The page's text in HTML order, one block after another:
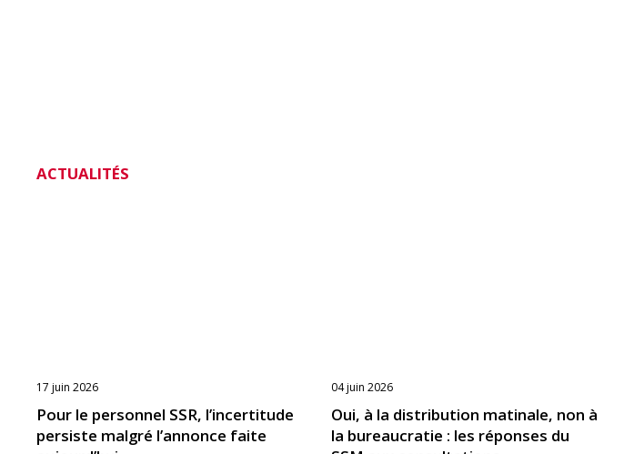
ACTUALITÉS
17 juin 2026
Pour le personnel SSR, l’incertitude
persiste malgré l’annonce faite
04 juin 2026
Oui, à la distribution matinale, non à
la bureaucratie : les réponses du